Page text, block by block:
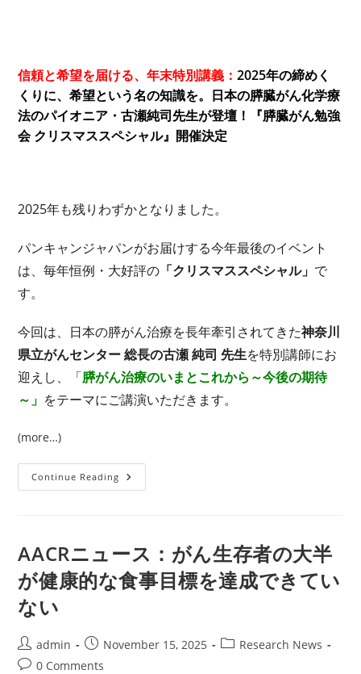
信頼と希望を届ける、年末特別講義：2025年の締めく
くりに、希望という名の知識を。日本の膵臓がん化学療
法のパイオニア・古瀬純司先生が登壇！『膵臓がん勉強
会 クリスマススペシャル』開催決定
2025年も残りわずかとなりました。
パンキャンジャパンがお届けする今年最後のイベント
は、毎年恒例・大好評の 「クリスマススペシャル」 で
す。
今回は、日本の膵がん治療を長年牽引されてきた神奈川
県立がんセンター 総長の古瀬 純司 先生を特別講師にお
迎えし、「膵がん治療のいまとこれから～今後の期待
～」 をテーマにご講演いただきます。
(more…)
Continue Reading 12
月
と
望
を
末
AACRニュース：がん生存者の大半
が健康的な食事目標を達成できてい
ない
Post
author:
admin
Post
published:
November 15, 2025
PostResearch News
Post0 Comments